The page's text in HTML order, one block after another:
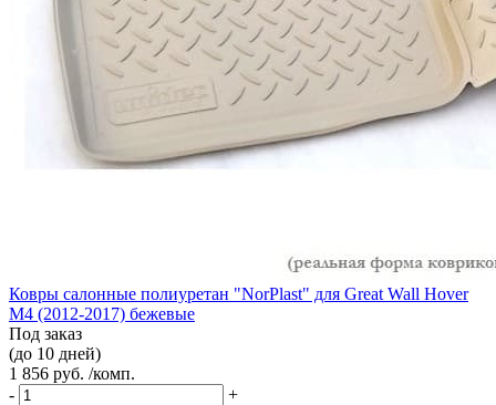
Ковры салонные полиуретан "NorPlast" для Great Wall Hover
M4 (2012-2017) бежевые
Под заказ
(до 10 дней)
1 856 руб. /комп.
-
+